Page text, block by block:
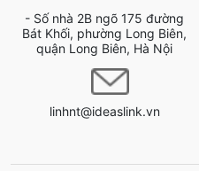
- Số nhà 2B ngõ 175 đường
Bát Khối, phường Long Biên,
quận Long Biên, Hà Nội
linhnt@ideaslink.vn